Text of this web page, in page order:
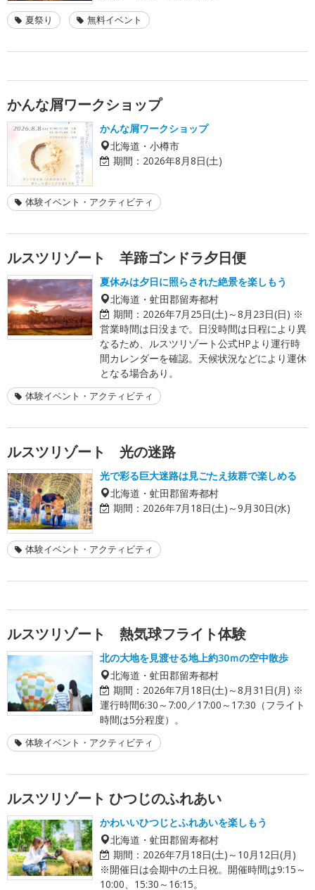
夏祭り 無料イベント
かんな屑ワークショップ
かんな屑ワークショップ
北海道・小樽市
期間： 2026年8月8日(土)
体験イベント・アクティビティ
ルスツリゾート 羊蹄ゴンドラ夕日便
夏休みは夕日に照らされた絶景を楽しもう
北海道・虻田郡留寿都村
期間： 2026年7月25日(土)～8月23日(日) ※
営業時間は日没まで。日没時間は日程により異
なるため、ルスツリゾート公式HPより運行時
間カレンダーを確認。天候状況などにより運休
となる場合あり。
体験イベント・アクティビティ
ルスツリゾート 光の迷路
光で彩る巨大迷路は見ごたえ抜群で楽しめる
北海道・虻田郡留寿都村
期間： 2026年7月18日(土)～9月30日(水)
体験イベント・アクティビティ
ルスツリゾート 熱気球フライト体験
北の大地を見渡せる地上約30ｍの空中散歩
北海道・虻田郡留寿都村
期間： 2026年7月18日(土)～8月31日(月) ※
運行時間6:30～7:00／17:00～17:30（フライト
時間は5分程度）。
体験イベント・アクティビティ
ルスツリゾート ひつじのふれあい
かわいいひつじとふれあいを楽しもう
北海道・虻田郡留寿都村
期間： 2026年7月18日(土)～10月12日(月)
※開催日は会期中の土日祝。開催時間は9:15～
10:00、15:30～16:15。